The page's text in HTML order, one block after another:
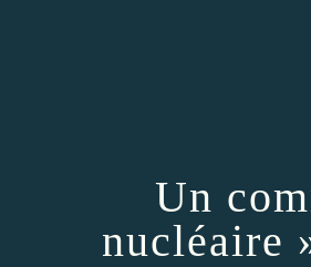
Un
nucléaire